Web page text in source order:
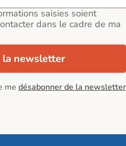
saisies soient
dans le cadre de ma
la newsletter
me désabonner de la newsletter